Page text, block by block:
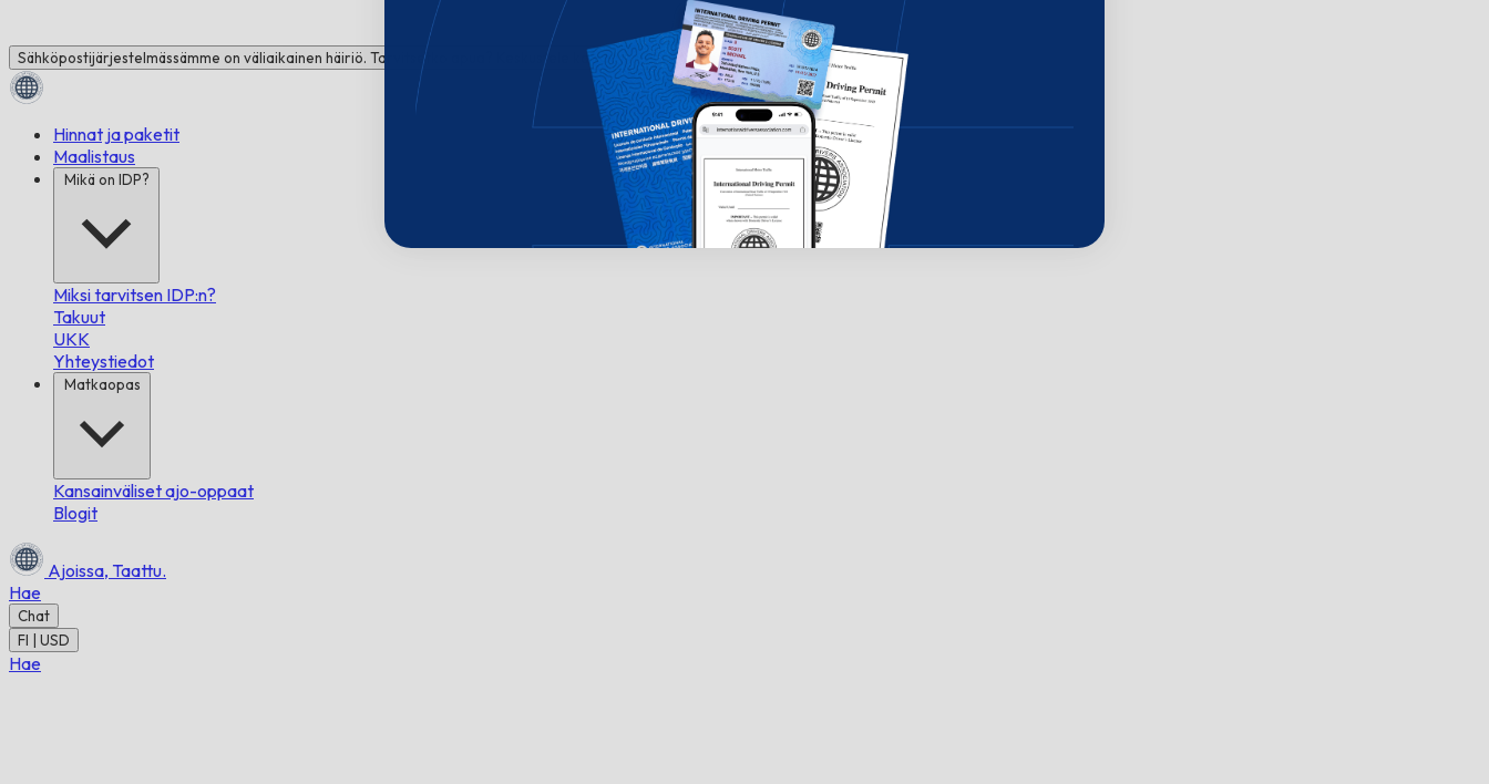
Sähköpostijärjestelmässämme on väliaikainen häiriö. Tarvitsetko apua? Keskustele kanssamme!
Hinnat ja paketit
Maalistaus
Mikä on IDP?
Miksi tarvitsen IDP:n?
Takuut
UKK
Yhteystiedot
Matkaopas
Kansainväliset ajo-oppaat
Blogit
Ajoissa, Taattu.
Hae
Chat
FI | USD
Hae